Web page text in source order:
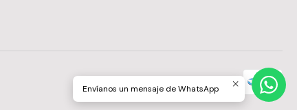
Envíanos un mensaje de WhatsApp